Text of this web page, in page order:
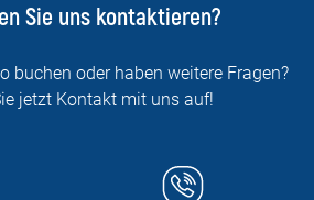
Sie uns kontaktieren?
buchen oder haben weitere Fragen?
jetzt Kontakt mit uns auf!